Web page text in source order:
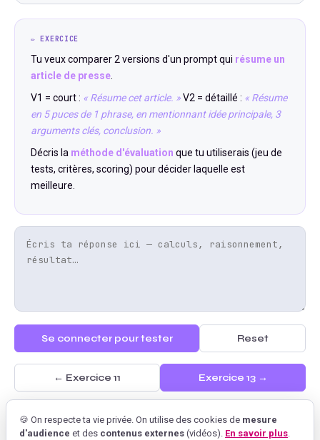
✏️ EXERCICE
Tu veux comparer 2 versions d'un prompt qui résume un
article de presse
V1 = court : « Résume cet article. »V2 = détaillé : « Résume
en 5 puces de 1 phrase, en mentionnant idée principale, 3
arguments clés, conclusion. »
Décris la méthode d'évaluation que tu utiliserais (jeu de
tests, critères, scoring) pour décider laquelle est
meilleure.
Se connecter pour tester Reset
← Exercice 11 Exercice 13→
🍪 On respecte ta vie privée. On utilise des cookies de mesure
d'audience et des contenus externes (vidéos). En savoir plus.